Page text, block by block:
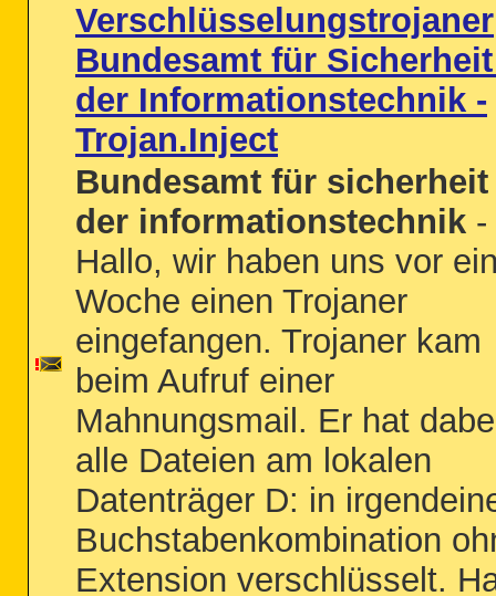
Verschlüsselungstrojaner
Bundesamt für
der Informationstechnik -
Trojan.Inject
Bundesamt für
der informationstechnik -
Hallo, wir haben uns vor
Woche einen Trojaner
eingefangen. Trojaner kam
beim Aufruf einer
Mahnungsmail. Er hat
alle Dateien am lokalen
Datenträger D: in
Buchstabenkombination
Extension verschlüsselt.